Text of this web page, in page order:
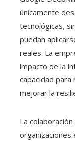
únicamente
tecnológicas,
puedan
reales. La
impacto de la
capacidad
mejorar la
La
organizaciones